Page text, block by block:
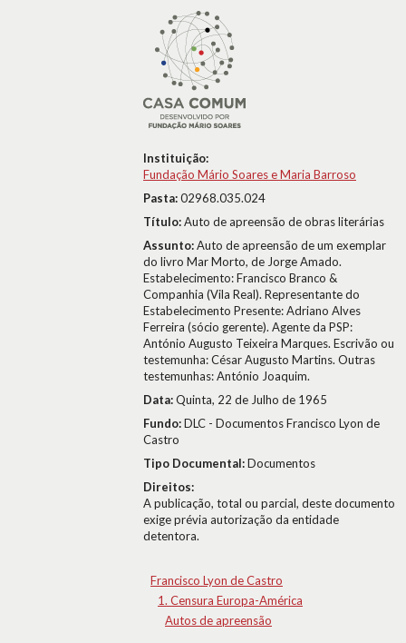
Instituição:
Fundação Mário Soares e Maria Barroso
Pasta:02968.035.024
Título:Auto de apreensão de obras literárias
Assunto:Auto de apreensão de um exemplar
do livro Mar Morto, de Jorge Amado.
Estabelecimento: Francisco Branco &
Companhia (Vila Real). Representante do
Estabelecimento Presente: Adriano Alves
Ferreira (sócio gerente). Agente da PSP:
António Augusto Teixeira Marques. Escrivão ou
testemunha: César Augusto Martins. Outras
testemunhas: António Joaquim.
Data:Quinta, 22 de Julho de 1965
Fundo:DLC - Documentos Francisco Lyon de
Castro
Tipo Documental:Documentos
Direitos:
A publicação, total ou parcial, deste documento
exige prévia autorização da entidade
detentora.
Francisco Lyon de Castro
1. Censura Europa-América
Autos de apreensão